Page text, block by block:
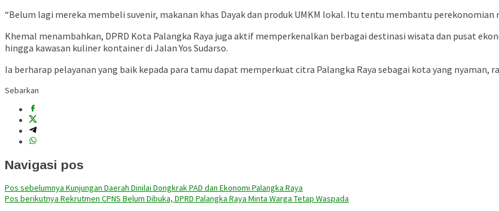
“Belum lagi mereka membeli suvenir, makanan khas Dayak dan produk UMKM lokal. Itu tentu membantu perekonomian
Khemal menambahkan, DPRD Kota Palangka Raya juga aktif memperkenalkan berbagai destinasi wisata dan pusat
hingga kawasan kuliner kontainer di Jalan Yos Sudarso.
Ia berharap pelayanan yang baik kepada para tamu dapat memperkuat citra Palangka Raya sebagai kota yang nyaman,
Sebarkan
Navigasi pos
Pos sebelumnya Kunjungan Daerah Dinilai Dongkrak PAD dan Ekonomi Palangka Raya
Pos berikutnya Rekrutmen CPNS Belum Dibuka, DPRD Palangka Raya Minta Warga Tetap Waspada